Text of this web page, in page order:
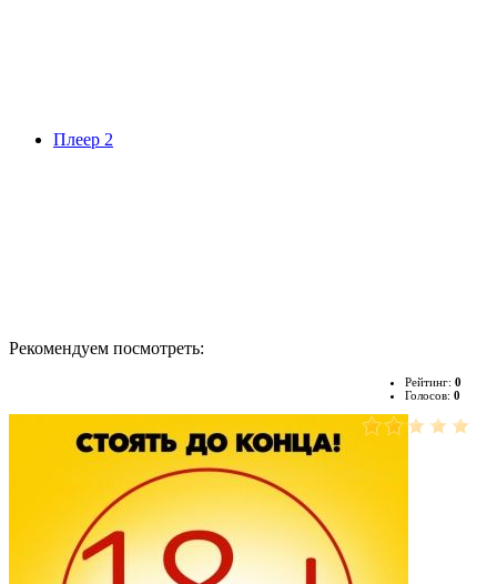
Плеер 2
Рекомендуем посмотреть:
Рейтинг: 0
Голосов: 0